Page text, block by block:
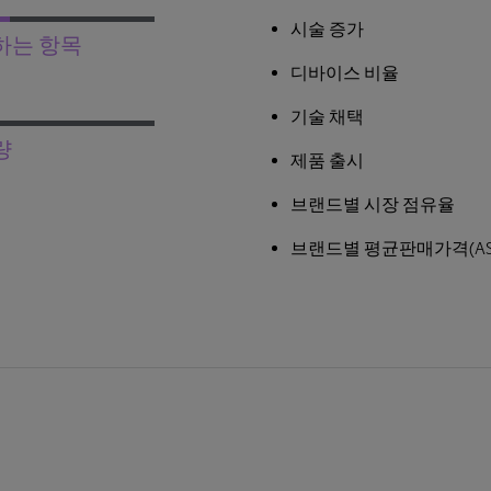
는 항목
시술 증가
디바이스 비율
기술 채택
제품 출시
브랜드별 시장 점유율
브랜드별 평균판매가격
시장점유율 및 규모에 대
브랜드 비교 및 시장 구성
다양한 지역의 가격 동향